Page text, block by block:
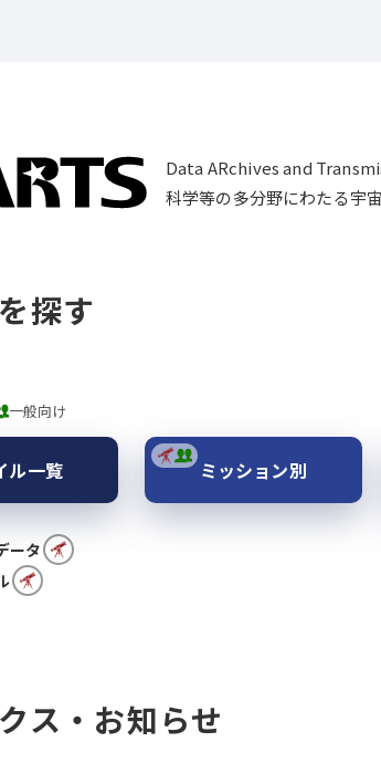
Data ARchives and
科学等の多分野にわたる宇
探す
一般向け
ル一覧 ミッション別
ータ
ス・お知らせ